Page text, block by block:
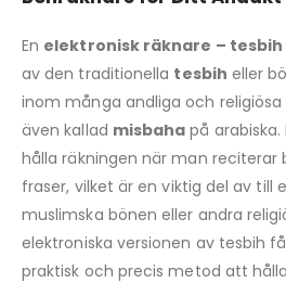
En elektronisk räknare – tesbih
av den traditionella tesbih eller
inom många andliga och
även kallad misbaha på
hålla räkningen när man reciterar
fraser, vilket är en viktig del av till
muslimska bönen eller andra
elektroniska versionen av tesbih
praktisk och precis metod att